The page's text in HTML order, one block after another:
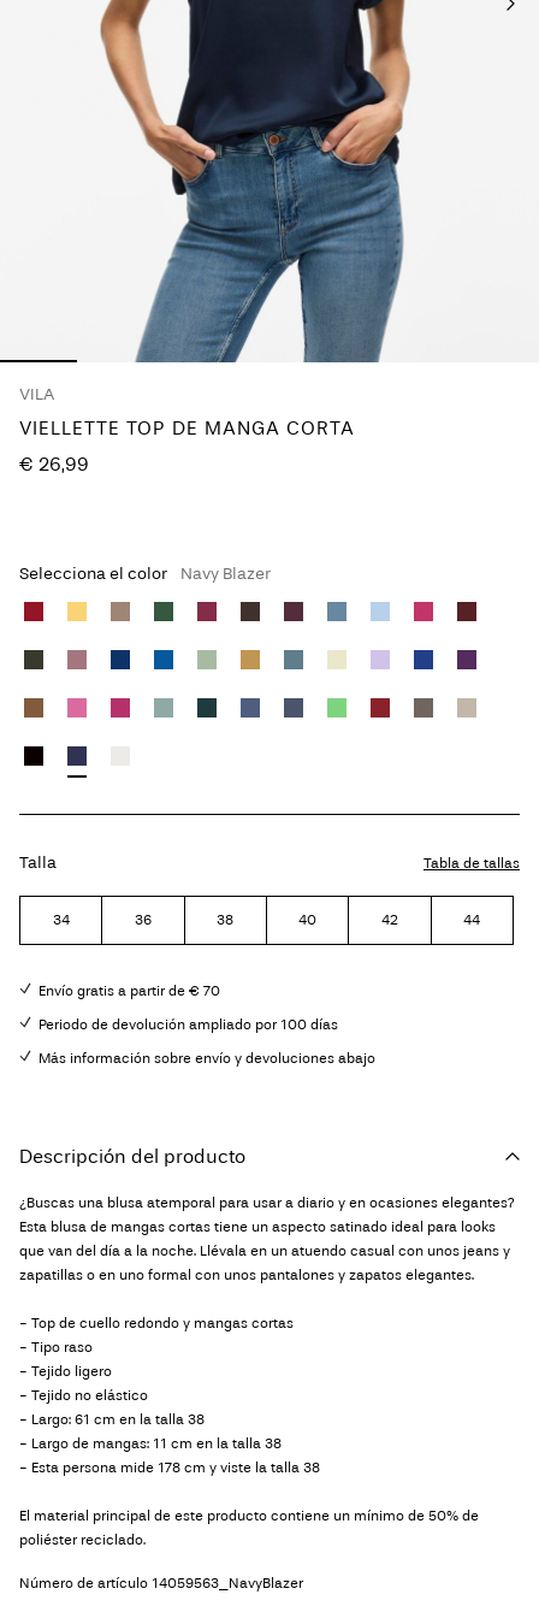
¿Preguntas?
VILA
VIELLETTE TOP DE MANGA CORTA
€ 26,99
Selecciona el color Navy Blazer
Talla Tabla de tallas
34 36 38 40 42 44
Envío gratis a partir de € 70
Periodo de devolución ampliado por 100 días
Más información sobre envío y devoluciones abajo
Descripción del producto
¿Buscas una blusa atemporal para usar a diario y en ocasiones elegantes?
Esta blusa de mangas cortas tiene un aspecto satinado ideal para looks
que van del día a la noche. Llévala en un atuendo casual con unos jeans y
zapatillas o en uno formal con unos pantalones y zapatos elegantes.
- Top de cuello redondo y mangas cortas
- Tipo raso
- Tejido ligero
- Tejido no elástico
- Largo: 61 cm en la talla 38
- Largo de mangas: 11 cm en la talla 38
- Esta persona mide 178 cm y viste la talla 38
El material principal de este producto contiene un mínimo de 50% de
poliéster reciclado.
Número de artículo 14059563_NavyBlazer